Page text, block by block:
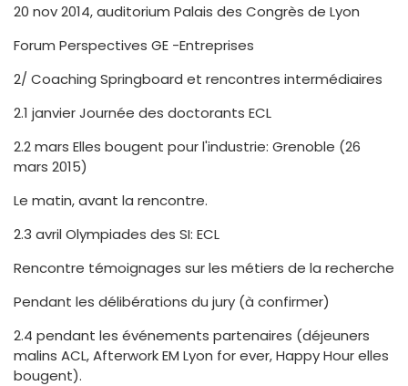
20 nov 2014, auditorium Palais des Congrès de Lyon
Forum Perspectives GE -Entreprises
2/ Coaching Springboard et rencontres intermédiaires
2.1 janvier Journée des doctorants ECL
2.2 mars Elles bougent pour l'industrie: Grenoble (26
mars 2015)
Le matin, avant la rencontre.
2.3 avril Olympiades des SI: ECL
Rencontre témoignages sur les métiers de la recherche
Pendant les délibérations du jury (à confirmer)
2.4 pendant les événements partenaires (déjeuners
malins ACL, Afterwork EM Lyon for ever, Happy Hour elles
bougent).